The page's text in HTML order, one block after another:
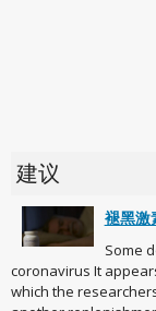
建议
褪黑激
Some
coronavirus It
which the